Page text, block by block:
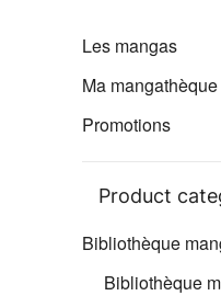
Les mangas
Ma mangathèque
Promotions
Product
Bibliothèque
Bibliothèque